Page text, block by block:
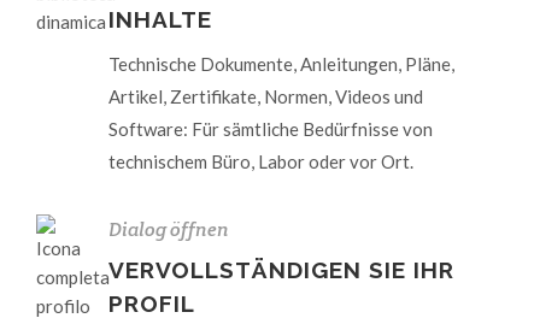
INHALTE
Technische Dokumente, Anleitungen, Pläne,
Artikel, Zertifikate, Normen, Videos und
Software: Für sämtliche Bedürfnisse von
technischem Büro, Labor oder vor Ort.
Dialog öffnen
VERVOLLSTÄNDIGEN SIE IHR
PROFIL